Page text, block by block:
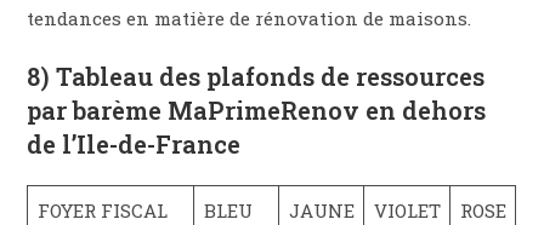
tendances en matière de rénovation de maisons.
8) Tableau des plafonds de ressources
par barème MaPrimeRenov en dehors
de l’Ile-de-France
FOYER FISCAL BLEU JAUNE VIOLET ROSE